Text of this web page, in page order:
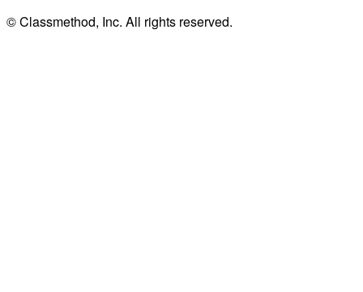
© Classmethod, Inc. All rights reserved.